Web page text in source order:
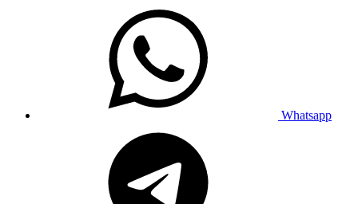
Whatsapp